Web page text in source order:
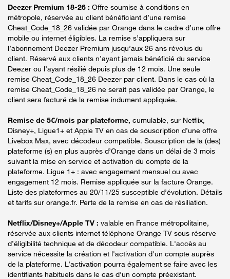
Deezer Premium 18-26 : Offre soumise à conditions en
métropole, réservée au client bénéficiant d’une remise
Cheat_Code_18_26 validée par Orange dans le cadre d’une offre
mobile ou internet éligibles. La remise s’appliquera sur
l’abonnement Deezer Premium jusqu’aux 26 ans révolus du
client. Réservé aux clients n’ayant jamais bénéficié du service
Deezer ou l’ayant résilié depuis plus de 12 mois. Une seule
remise Cheat_Code_18_26 Deezer par client. Dans le cas où la
remise Cheat_Code_18_26 ne serait pas validée par Orange, le
client sera facturé de la remise indument appliquée.
Remise de 5€/mois par plateforme, cumulable, sur Netflix,
Disney+, Ligue1+ et Apple TV en cas de souscription d’une offre
Livebox Max, avec décodeur compatible. Souscription de la (des)
plateforme (s) en plus auprès d’Orange dans un délai de 3 mois
suivant la mise en service et activation du compte de la
plateforme. Ligue 1+ : avec engagement mensuel ou avec
engagement 12 mois. Remise appliquée sur la facture Orange.
Liste des plateformes au 20/11/25 susceptible d’évolution. Détails
et tarifs sur orange.fr. Perte de la remise en cas de résiliation.
Netflix/Disney+/Apple TV : valable en France métropolitaine,
réservée aux clients internet téléphone Orange TV sous réserve
d’éligibilité technique et de décodeur compatible. L'accès au
service nécessite la création et l'activation d'un compte auprès
de la plateforme. L’activation pourra également se faire avec les
identifiants habituels dans le cas d’un compte préexistant.